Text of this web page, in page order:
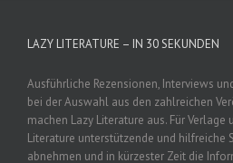
LAZY LITERATURE – IN 30 SEKUNDEN
Ausführliche Rezensionen, Interviews
bei der Auswahl aus den zahlreichen
machen Lazy Literature aus. Für
Literature unterstützende und hilfreiche
abnehmen und in kürzester Zeit die